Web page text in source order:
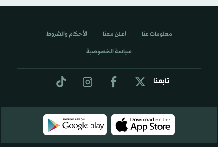
تابعنا
معلومات عنا اعلن معنا الأحكام والشروط
سياسة الخصوصية